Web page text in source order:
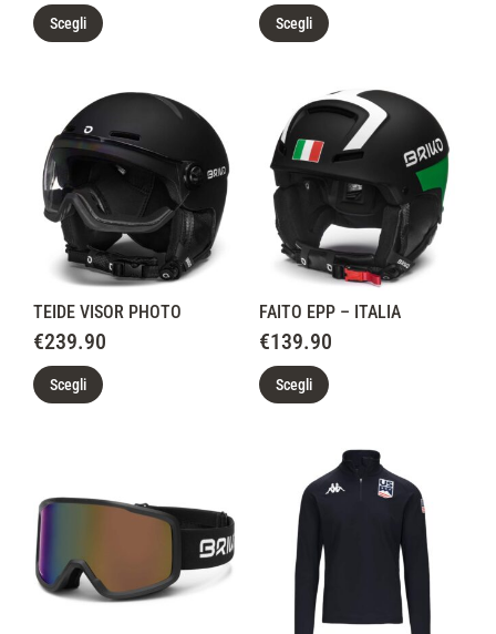
Scegli Scegli
TEIDE VISOR PHOTO
€239.90
Scegli
FAITO EPP – ITALIA
€139.90
Scegli